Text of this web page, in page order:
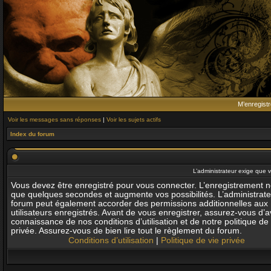
Voir les messages sans réponses | Voir les sujets actifs
Index du forum
L’administrateur exige que
Vous devez être enregistré pour vous connecter. L’enregistrement
que quelques secondes et augmente vos possibilités.
forum peut également accorder des permissions additionnelles aux
utilisateurs enregistrés. Avant de vous enregistrer, assurez-vous
connaissance de nos conditions d’utilisation et de notre politique de
privée. Assurez-vous de bien lire tout le règlement du forum.
Conditions d’utilisation
Politique de vie privée